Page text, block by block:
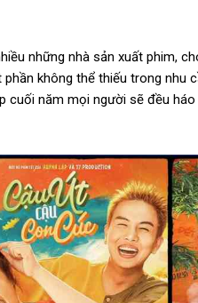
những nhà sản xuất phim,
phần không thể thiếu trong nhu
cuối năm mọi người sẽ đều